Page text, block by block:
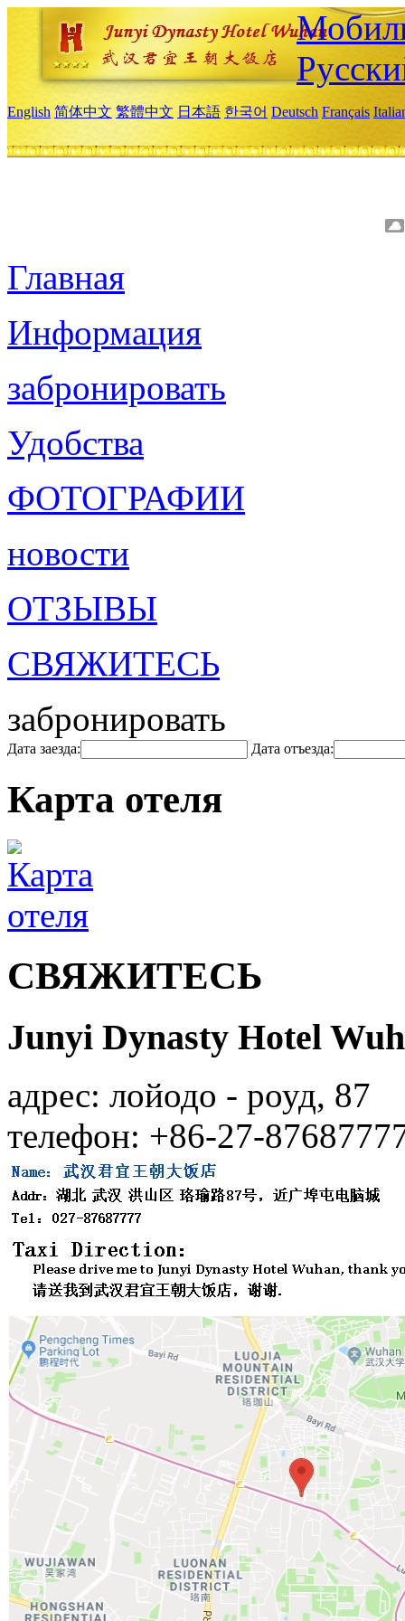
English 简体中文 繁體中文 日本語 한국어 Deutsch Français
Главная
Информация
забронировать
Удобства
ФОТОГРАФИИ
новости
ОТЗЫВЫ
СВЯЖИТЕСЬ
забронировать
Дата заезда: Дата отъезда:
Карта отеля
СВЯЖИТЕСЬ
Junyi Dynasty Hotel
адрес: лойодо - роуд, 87
телефон: +86-27-